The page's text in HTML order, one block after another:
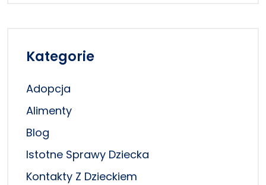
Kategorie
Adopcja
Alimenty
Blog
Istotne Sprawy Dziecka
Kontakty Z Dzieckiem